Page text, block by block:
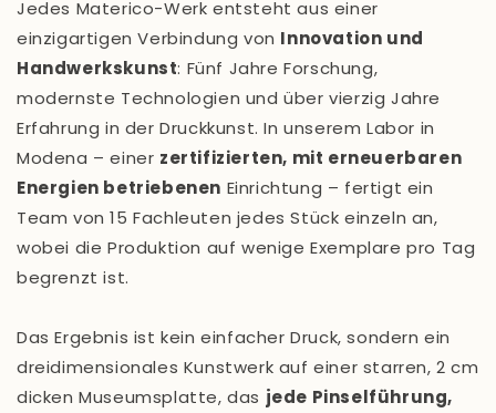
Jedes Materico-Werk entsteht aus einer
einzigartigen Verbindung von Innovation und
Handwerkskunst: Fünf Jahre Forschung,
modernste Technologien und über vierzig Jahre
Erfahrung in der Druckkunst. In unserem Labor in
Modena – einer zertifizierten, mit erneuerbaren
Energien betriebenen Einrichtung – fertigt ein
Team von 15 Fachleuten jedes Stück einzeln an,
wobei die Produktion auf wenige Exemplare pro Tag
begrenzt ist.
Das Ergebnis ist kein einfacher Druck, sondern ein
dreidimensionales Kunstwerk auf einer starren, 2 cm
dicken Museumsplatte, das jede Pinselführung,